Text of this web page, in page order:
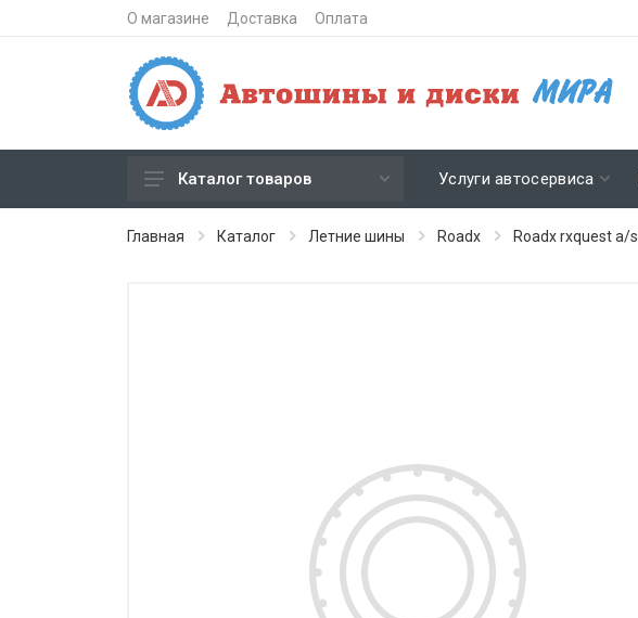
О магазине Доставка Оплата
Зимние шипованные шины
Каталог товаров Услуги автосервиса
Главная Каталог Летние шины Roadx Roadx rxquest a/s